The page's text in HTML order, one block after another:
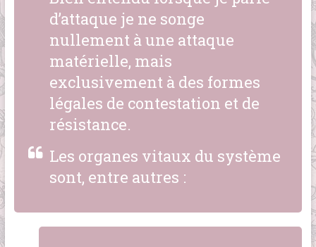
d’attaque je ne songe
nullement à une attaque
matérielle, mais
exclusivement à des formes
légales de contestation et de
résistance.
Les organes vitaux du système
sont, entre autres :